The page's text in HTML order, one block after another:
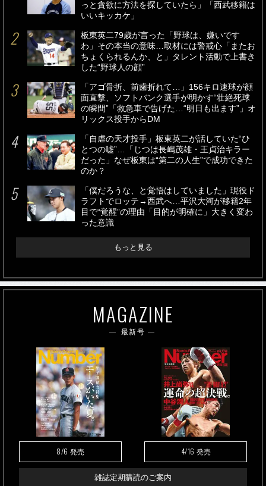
っと貪欲に方法を探していたら」「西武移籍は
いいキッカケ」
板東英二79歳が言った「野球は、嫌いです
わ」その本当の意味…取材には警戒心「またお
ちょくられるんか、と」タレント活動で上書き
した“野球人の顔”
「アゴ骨折、前歯折れて…」156キロ速球が顔
面直撃、ソフトバンク選手が明かす“壮絶死球
の瞬間”「救急車で告げた…“明日も出ます”」オ
リックス投手からDM
「自虐の天才投手」板東英二が話していた“ひ
とつの嘘”…「じつは長嶋茂雄・王貞治キラー
だった」なぜ板東は“第二の人生”で成功できた
のか？
「僕だろうな、と覚悟はしていました」現役ド
ラフトでロッテ→西武へ…平沢大河が移籍2年
目で“覚醒”の理由「目的が明確に」大きく変わ
った意識
もっと見る
MAGAZINE
最新号
8/6 発売 4/16 発売
雑誌定期購読のご案内